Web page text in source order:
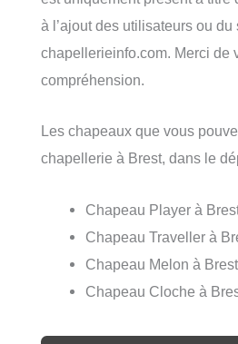
à l’ajout des utilisateurs ou du
chapellerieinfo.com. Merci de
compréhension.
Les chapeaux que vous
chapellerie à Brest, dans le
Chapeau Player à
Chapeau Traveller à
Chapeau Melon à
Chapeau Cloche à